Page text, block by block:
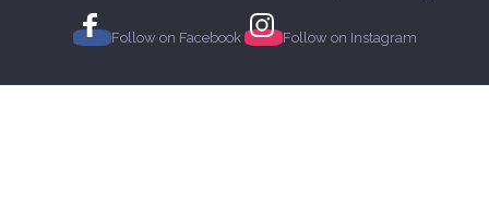
Follow on Facebook Follow on Instagram